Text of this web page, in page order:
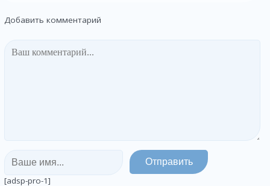
Добавить комментарий
[adsp-pro-1]